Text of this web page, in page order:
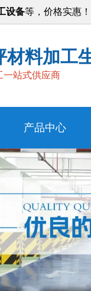
设备等，价格实惠！
材料加工
一站式供应商
产品中心